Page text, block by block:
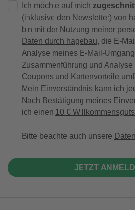
Ich möchte auf mich
(inklusive den Newsletter) von
bin mit der Nutzung meiner
Daten durch hagebau, die E-
Analyse meines E-Mail-
Zusammenführung und
Coupons und Kartenvorteile
Mein Einverständnis kann ich
Nach Bestätigung meines
ich einen 10 €
Bitte beachte auch unsere
JETZT